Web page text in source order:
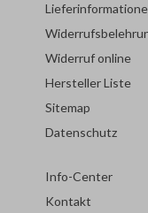
Widerruf online
Hersteller Liste
Sitemap
Datenschutz
Info-Center
Kontakt